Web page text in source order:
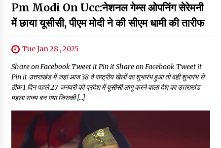
Pm Modi On Ucc:नेशनल गेम्स ओपनिंग सेरेमनी
में छाया यूसीसी, पीएम मोदी ने की सीएम धामी की तारीफ
Tue Jan 28 , 2025
Share on Facebook Tweet it Pin it Share on Facebook Tweet it
Pin it उत्तराखंड में जहां आज 38 वे राष्ट्रीय खेलों का शुभारंभ हुआ तो वही शुभारंभ से
ठीक 1 दिन पहले 27 जनवरी को प्रदेश में यूसीसी लागू करने वाला देश का उत्तराखंड
पहला राज्य बन गया जिसकी […]